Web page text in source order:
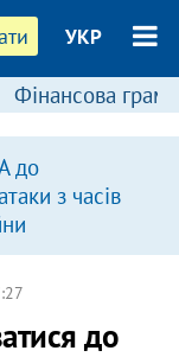
УКР
Фінансова
до
з часів
до